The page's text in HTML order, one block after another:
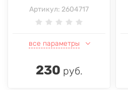
Артикул: 2604717
все параметры
230 руб.